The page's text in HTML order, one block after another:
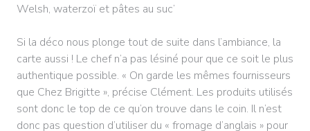
Welsh, waterzoï et pâtes au suc’
Si la déco nous plonge tout de suite dans l’ambiance, la
carte aussi ! Le chef n’a pas lésiné pour que ce soit le plus
authentique possible. « On garde les mêmes fournisseurs
que Chez Brigitte », précise Clément. Les produits utilisés
sont donc le top de ce qu’on trouve dans le coin. Il n’est
donc pas question d’utiliser du « fromage d’anglais » pour